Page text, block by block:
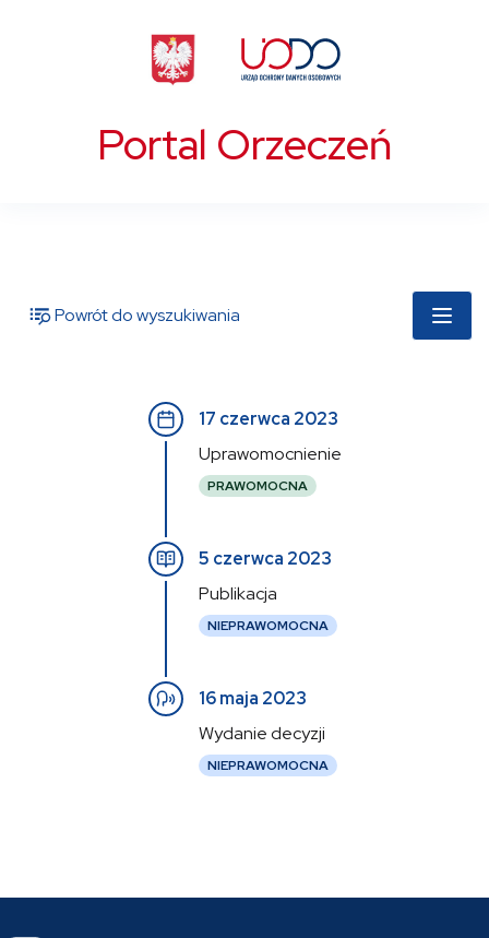
Portal Orzeczeń
Powrót do wyszukiwania
17 czerwca 2023
Uprawomocnienie
PRAWOMOCNA
5 czerwca 2023
Publikacja
NIEPRAWOMOCNA
16 maja 2023
Wydanie decyzji
NIEPRAWOMOCNA